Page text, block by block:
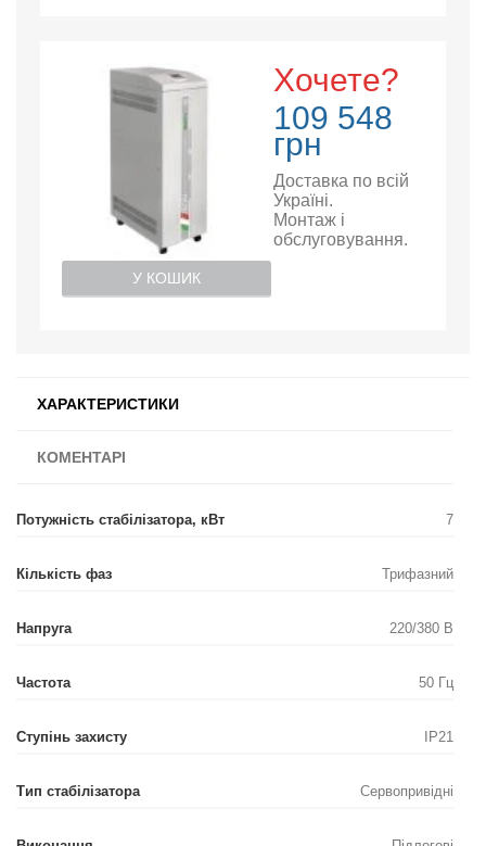
Хочете?
109 548
грн
Доставка по всій
Україні.
Монтаж і
обслуговування.
У КОШИК
ХАРАКТЕРИСТИКИ
КОМЕНТАРІ
Потужність стабілізатора, кВт 7
Кількість фаз Трифазний
Напруга 220/380 В
Частота 50 Гц
Ступінь захисту IP21
Тип стабілізатора Сервопривідні